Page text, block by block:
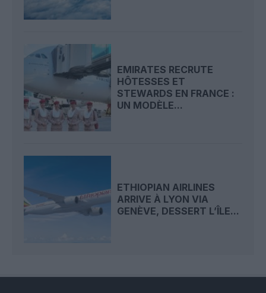
EMIRATES RECRUTE
HÔTESSES ET
STEWARDS EN FRANCE :
UN MODÈLE...
ETHIOPIAN AIRLINES
ARRIVE À LYON VIA
GENÈVE, DESSERT L’ÎLE...